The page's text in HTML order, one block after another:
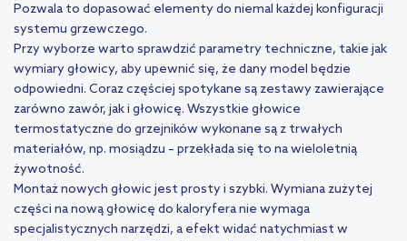
Pozwala to dopasować elementy do niemal każdej konfiguracji
systemu grzewczego.
Przy wyborze warto sprawdzić parametry techniczne, takie jak
wymiary głowicy, aby upewnić się, że dany model będzie
odpowiedni. Coraz częściej spotykane są zestawy zawierające
zarówno zawór, jak i głowicę. Wszystkie głowice
termostatyczne do grzejników wykonane są z trwałych
materiałów, np. mosiądzu – przekłada się to na wieloletnią
żywotność.
Montaż nowych głowic jest prosty i szybki. Wymiana zużytej
części na nową głowicę do kaloryfera nie wymaga
specjalistycznych narzędzi, a efekt widać natychmiast w